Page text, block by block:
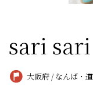
sari
大阪府 / なんば・